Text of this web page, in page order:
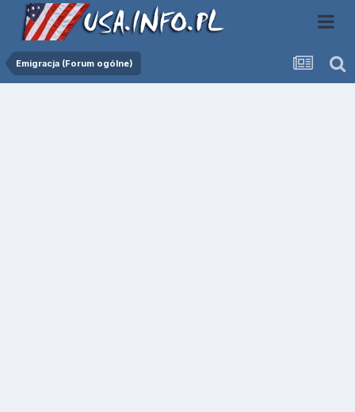
Emigracja (Forum ogólne)